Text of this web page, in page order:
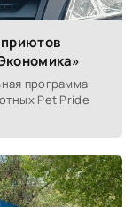
программа
Pet Pride